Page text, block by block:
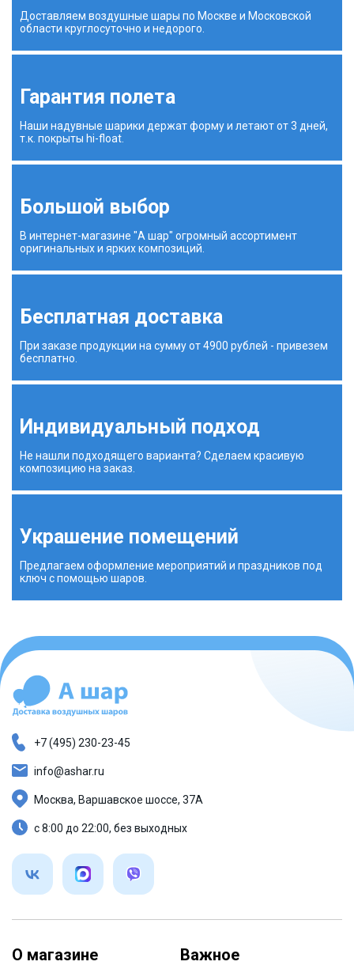
Доставляем воздушные шары по Москве и Московской
области круглосуточно и недорого.
Гарантия полета
Наши надувные шарики держат форму и летают от 3 дней,
т.к. покрыты hi-float.
Большой выбор
В интернет-магазине "А шар" огромный ассортимент
оригинальных и ярких композиций.
Бесплатная доставка
При заказе продукции на сумму от 4900 рублей - привезем
бесплатно.
Индивидуальный подход
Не нашли подходящего варианта? Сделаем красивую
композицию на заказ.
Украшение помещений
Предлагаем оформление мероприятий и праздников под
ключ с помощью шаров.
О магазине Важное
+7 (495) 230-23-45
info@ashar.ru
Москва, Варшавское шоссе, 37А
с 8:00 до 22:00, без выходных